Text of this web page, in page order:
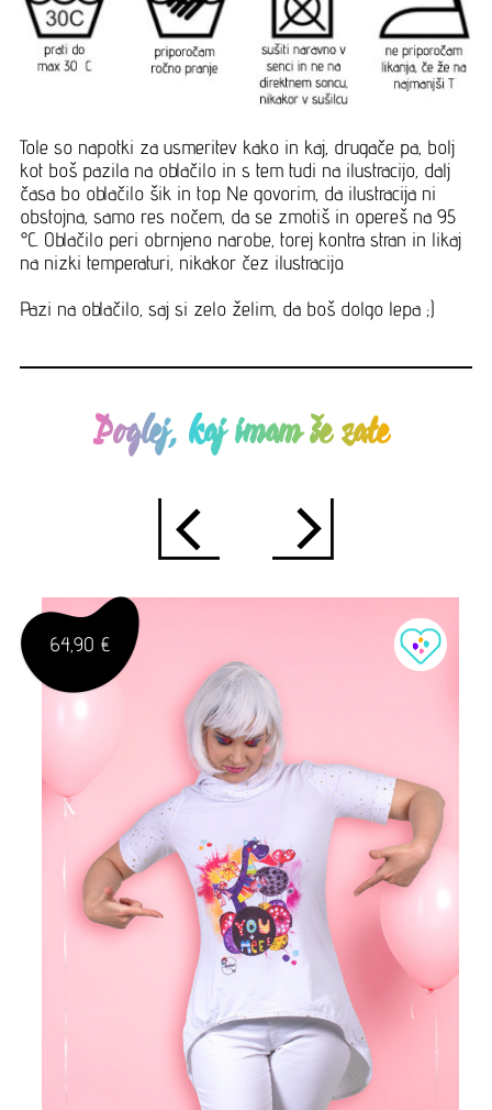
Tole so napotki za usmeritev kako in kaj, drugače pa, bolj
kot boš pazila na oblačilo in s tem tudi na ilustracijo, dalj
časa bo oblačilo šik in top. Ne govorim, da ilustracija ni
obstojna, samo res nočem, da se zmotiš in opereš na 95
°C. Oblačilo peri obrnjeno narobe, torej kontra stran in likaj
na nizki temperaturi, nikakor čez ilustracijo.
Pazi na oblačilo, saj si zelo želim, da boš dolgo lepa ;)
Poglej, kaj imam še zate
64,90 €